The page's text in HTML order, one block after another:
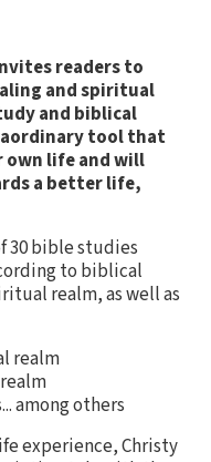
readers to
and spiritual
and biblical
tool that
life and will
a better life,
30 bible studies
to biblical
realm, as well as
realm
among others
experience, Christy